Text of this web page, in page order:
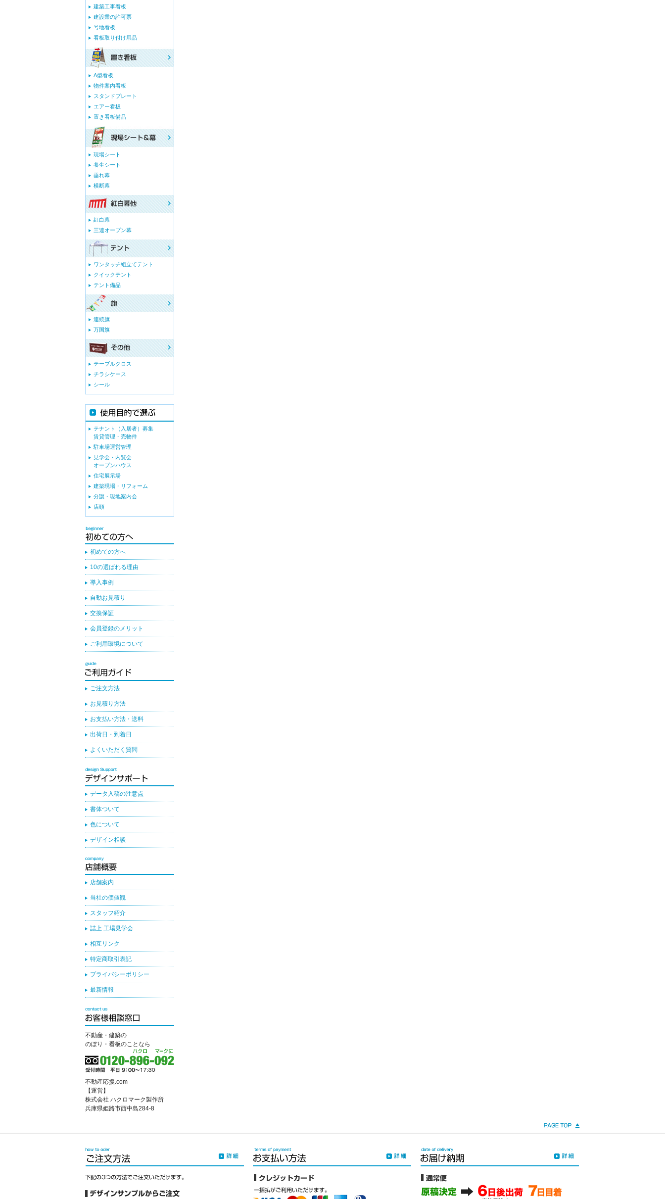
建築工事看板
建設業の許可票
号地看板
看板取り付け用品
A型看板
物件案内看板
スタンドプレート
エアー看板
置き看板備品
現場シート
養生シート
垂れ幕
横断幕
紅白幕
三連オープン幕
ワンタッチ組立てテント
クイックテント
テント備品
連続旗
万国旗
テーブルクロス
チラシケース
シール
テナント（入居者）募集
賃貸管理・売物件
駐車場運営管理
見学会・内覧会
オープンハウス
住宅展示場
建築現場・リフォーム
分譲・現地案内会
店頭
初めての方へ
10の選ばれる理由
導入事例
自動お見積り
交換保証
会員登録のメリット
ご利用環境について
ご注文方法
お見積り方法
お支払い方法・送料
出荷日・到着日
よくいただく質問
データ入稿の注意点
書体ついて
色について
デザイン相談
店舗案内
当社の価値観
スタッフ紹介
誌上 工場見学会
相互リンク
特定商取引表記
プライバシーポリシー
最新情報
不動産・建築の
のぼり・看板のことなら
不動産応援.com
【運営】
株式会社 ハクロマーク製作所
兵庫県姫路市西中島284-8